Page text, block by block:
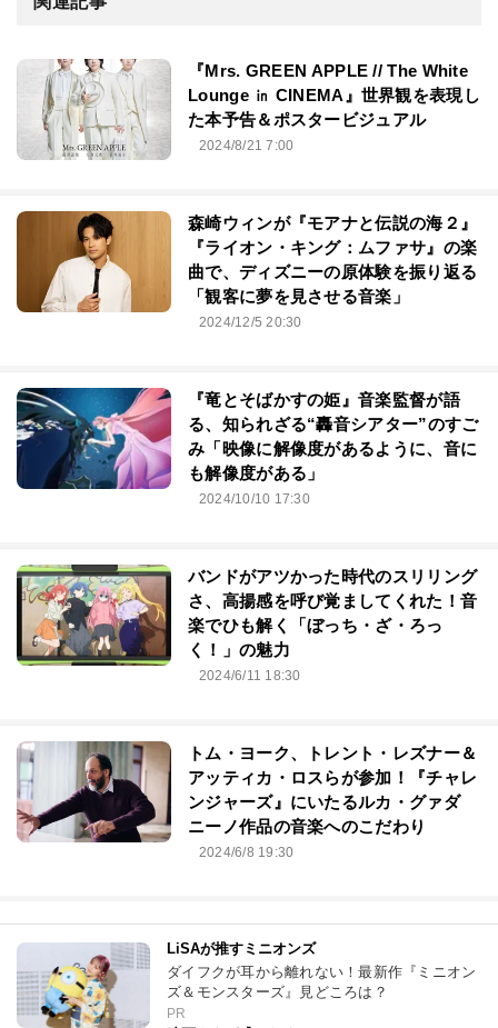
『Mrs. GREEN APPLE // The White
Lounge ㏌ CINEMA』世界観を表現し
た本予告＆ポスタービジュアル
2024/8/21 7:00
森崎ウィンが『モアナと伝説の海２』
『ライオン・キング：ムファサ』の楽
曲で、ディズニーの原体験を振り返る
「観客に夢を見させる音楽」
2024/12/5 20:30
『竜とそばかすの姫』音楽監督が語
る、知られざる“轟音シアター”のすご
み「映像に解像度があるように、音に
も解像度がある」
2024/10/10 17:30
バンドがアツかった時代のスリリング
さ、高揚感を呼び覚ましてくれた！音
楽でひも解く「ぼっち・ざ・ろっ
く！」の魅力
2024/6/11 18:30
トム・ヨーク、トレント・レズナー＆
アッティカ・ロスらが参加！『チャレ
ンジャーズ』にいたるルカ・グァダ
ニーノ作品の音楽へのこだわり
2024/6/8 19:30
LiSAが推すミニオンズ
ダイフクが耳から離れない！最新作『ミニオン
ズ＆モンスターズ』見どころは？
PR